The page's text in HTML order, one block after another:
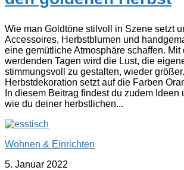
Wie man Goldtöne stilvoll in Szene setzt
Accessoires, Herbstblumen und
eine gemütliche Atmosphäre schaffen. Mit
werdenden Tagen wird die Lust, die
stimmungsvoll zu gestalten, wieder
Herbstdekoration setzt auf die Farben
In diesem Beitrag findest du zudem Ideen
wie du deiner herbstlichen...
Wohnen & Einrichten
5. Januar 2022